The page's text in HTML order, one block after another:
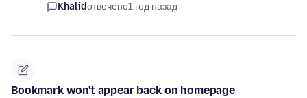
Khalidотвечено1 год назад
Bookmark won't appear back on homepage